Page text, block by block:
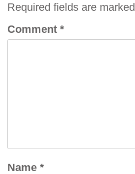
Required fields are marked
Comment *
Name *